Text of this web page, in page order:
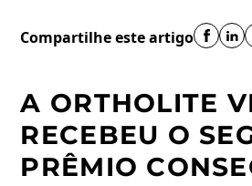
Compartilhe este artigo
A ORTHOLITE
RECEBEU O
PRÊMIO